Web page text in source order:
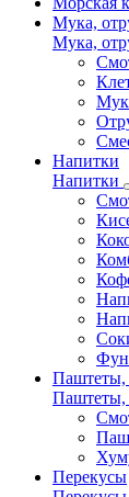
Мука,
Мука,
Напитки
Напитки
Паштеты,
Паштеты,
Перекусы